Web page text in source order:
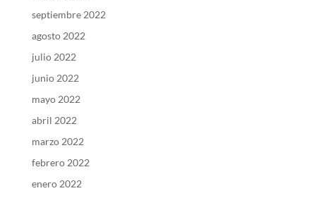
septiembre 2022
agosto 2022
julio 2022
junio 2022
mayo 2022
abril 2022
marzo 2022
febrero 2022
enero 2022